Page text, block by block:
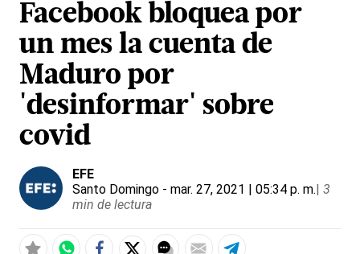
Facebook bloquea por
un mes la cuenta de
Maduro por
'desinformar' sobre
covid
EFE
Santo Domingo - mar. 27, 2021 | 05:34 p. m.| 3
min de lectura